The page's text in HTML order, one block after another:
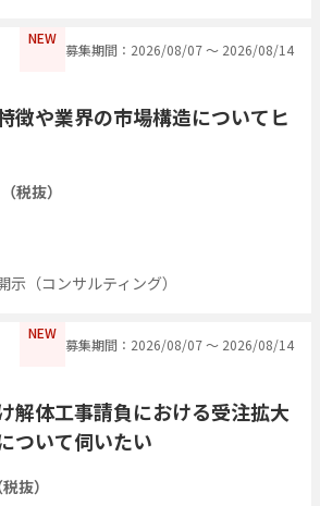
NEW
募集期間：2026/08/07 〜 2026/08/14
徴や業界の市場構造についてヒ
税抜）
（コンサルティング）
NEW
募集期間：2026/08/07 〜 2026/08/14
解体工事請負における受注拡大
ついて伺いたい
抜）